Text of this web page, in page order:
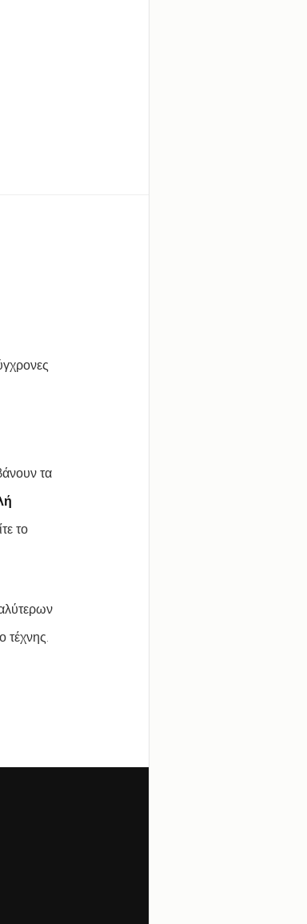
τα
το
τέχνης.